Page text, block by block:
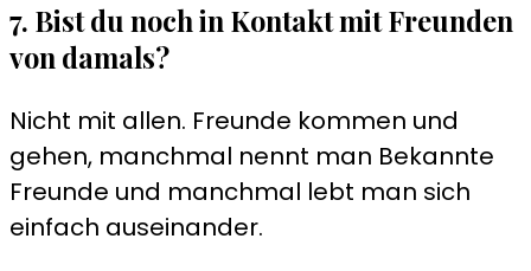
7. Bist du noch in Kontakt mit Freunden
von damals?
Nicht mit allen. Freunde kommen und
gehen, manchmal nennt man Bekannte
Freunde und manchmal lebt man sich
einfach auseinander.